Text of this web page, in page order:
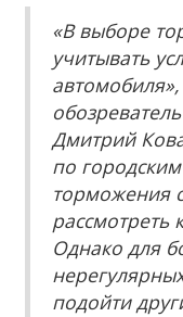
«В выборе
учитывать
Дмитрий
по
торможения
рассмотреть
Однако для
подойти